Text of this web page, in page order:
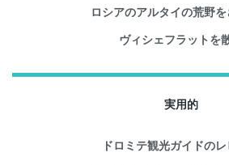
ロシアのアルタイの荒野を
ヴィシェフラットを
実用的
ドロミテ観光ガイドの